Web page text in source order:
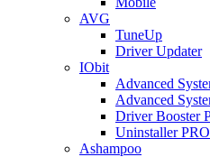
AVG
TuneUp
Driver Updater
IObit
Advanced
Advanced
Driver Booster
Uninstaller PRO
Ashampoo